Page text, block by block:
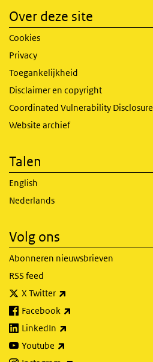
Over deze site
Cookies
Privacy
Toegankelijkheid
Disclaimer en copyright
Coordinated Vulnerability Disclosure
Website archief
Talen
English
Nederlands
Volg ons
Abonneren nieuwsbrieven
RSS feed
X Twitter
Facebook
LinkedIn
Youtube